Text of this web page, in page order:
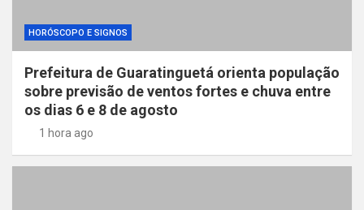
HORÓSCOPO E SIGNOS
Prefeitura de Guaratinguetá orienta população
sobre previsão de ventos fortes e chuva entre
os dias 6 e 8 de agosto
1 hora ago